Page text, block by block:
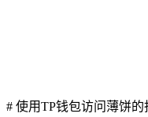
# 使用TP钱包访问薄饼